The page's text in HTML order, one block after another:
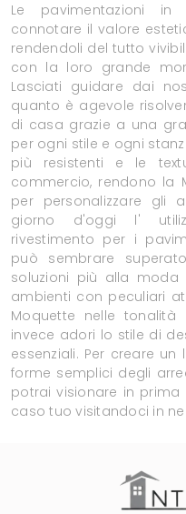
Le pavimentazioni in
connotare il valore
rendendoli del tutto
con la loro grande
Lasciati guidare dai
quanto è agevole
di casa grazie a una
per ogni stile e ogni
più resistenti e le
commercio, rendono la
per personalizzare gli
giorno d'oggi l'
rivestimento per i
può sembrare
soluzioni più alla moda
ambienti con peculiari
Moquette nelle
invece adori lo stile di
essenziali. Per creare
forme semplici degli
potrai visionare in
caso tuo visitandoci in